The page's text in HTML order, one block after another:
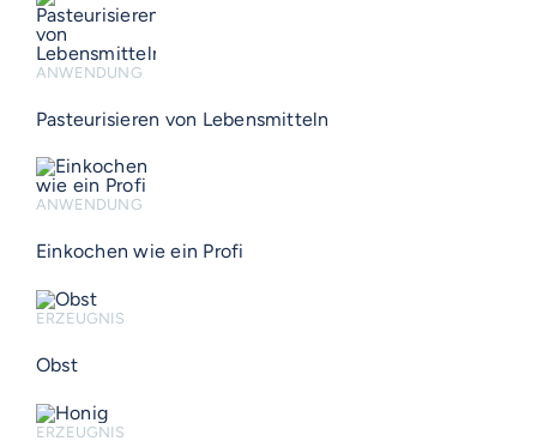
ANWENDUNG
Pasteurisieren von Lebensmitteln
ANWENDUNG
Einkochen wie ein Profi
ERZEUGNIS
Obst
ERZEUGNIS